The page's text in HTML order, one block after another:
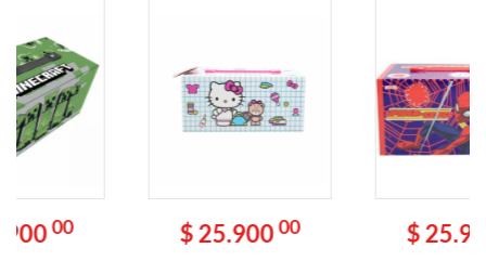
00 00